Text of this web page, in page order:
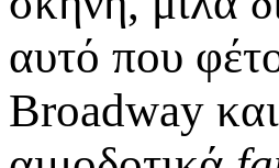
αυτό που
Broadway και